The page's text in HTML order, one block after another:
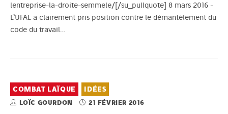
lentreprise-la-droite-semmele/[/su_pullquote] 8 mars 2016 -
L’UFAL a clairement pris position contre le démantèlement du
code du travail…
COMBAT LAÏQUE IDÉES
LOÏC GOURDON 21 FÉVRIER 2016